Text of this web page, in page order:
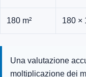
180 m² 180 ×
Una valutazione
moltiplicazione dei